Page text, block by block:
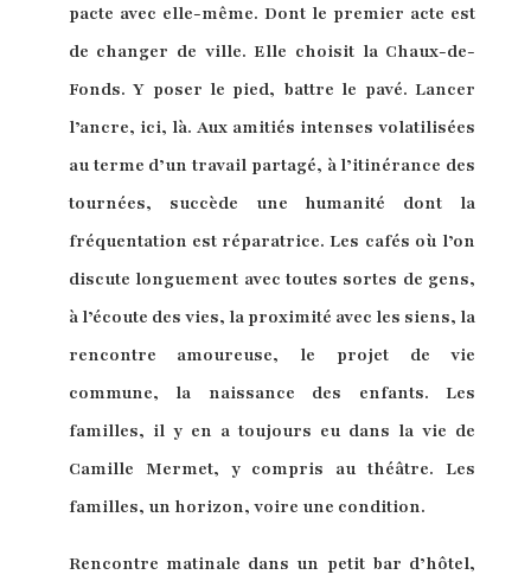
pacte avec elle-même. Dont le premier acte est
de changer de ville. Elle choisit la Chaux-de-
Fonds. Y poser le pied, battre le pavé. Lancer
l’ancre, ici, là. Aux amitiés intenses volatilisées
au terme d’un travail partagé, à l’itinérance des
tournées, succède une humanité dont la
fréquentation est réparatrice. Les cafés où l’on
discute longuement avec toutes sortes de gens,
à l’écoute des vies, la proximité avec les siens, la
rencontre amoureuse, le projet de vie
commune, la naissance des enfants. Les
familles, il y en a toujours eu dans la vie de
Camille Mermet, y compris au théâtre. Les
familles, un horizon, voire une condition.
Rencontre matinale dans un petit bar d’hôtel,